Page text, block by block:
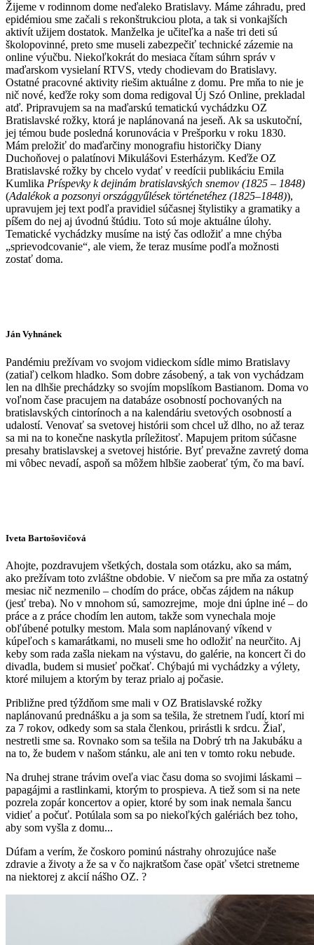
Žijeme v rodinnom dome neďaleko Bratislavy. Máme záhradu, pred
epidémiou sme začali s rekonštrukciou plota, a tak si vonkajších
aktivít užijem dostatok. Manželka je učiteľka a naše tri deti sú
školopovinné, preto sme museli zabezpečiť technické zázemie na
online výučbu. Niekoľkokrát do mesiaca čítam súhrn správ v
maďarskom vysielaní RTVS, vtedy chodievam do Bratislavy.
Ostatné pracovné aktivity riešim aktuálne z domu. Pre mňa to nie je
nič nové, keďže roky som doma redigoval Új Szó Online, prekladal
atď. Pripravujem sa na maďarskú tematickú vychádzku OZ
Bratislavské rožky, ktorá je naplánovaná na jeseň. Ak sa uskutoční,
jej témou bude posledná korunovácia v Prešporku v roku 1830.
Mám preložiť do maďarčiny monografiu historičky Diany
Duchoňovej o palatínovi Mikulášovi Esterházym. Keďže OZ
Bratislavské rožky by chcelo vydať v reedícii publikáciu Emila
Kumlika Príspevky k dejinám bratislavských snemov (1825 – 1848)
(Adalékok a pozsonyi országgyűlések történetéhez (1825–1848)),
upravujem jej text podľa pravidiel súčasnej štylistiky a gramatiky a
píšem do nej aj úvodnú štúdiu. Toto sú moje aktuálne úlohy.
Tematické vychádzky musíme na istý čas odložiť a mne chýba
„sprievodcovanie“, ale viem, že teraz musíme podľa možnosti
zostať doma.
Ján Vyhnánek
Pandémiu prežívam vo svojom vidieckom sídle mimo Bratislavy
(zatiaľ) celkom hladko. Som dobre zásobený, a tak von vychádzam
len na dlhšie prechádzky so svojím mopslíkom Bastianom. Doma vo
voľnom čase pracujem na databáze osobností pochovaných na
bratislavských cintorínoch a na kalendáriu svetových osobností a
udalostí. Venovať sa svetovej histórii som chcel už dlho, no až teraz
sa mi na to konečne naskytla príležitosť. Mapujem pritom súčasne
presahy bratislavskej a svetovej histórie. Byť prevažne zavretý doma
mi vôbec nevadí, aspoň sa môžem hlbšie zaoberať tým, čo ma baví.
Iveta Bartošovičová
Ahojte, pozdravujem všetkých, dostala som otázku, ako sa mám,
ako prežívam toto zvláštne obdobie. V niečom sa pre mňa za ostatný
mesiac nič nezmenilo – chodím do práce, občas zájdem na nákup
(jesť treba). No v mnohom sú, samozrejme, moje dni úplne iné – do
práce a z práce chodím len autom, takže som vynechala moje
obľúbené potulky mestom. Mala som naplánovaný víkend v
kúpeľoch s kamarátkami, no museli sme ho odložiť na neurčito. Aj
keby som rada zašla niekam na výstavu, do galérie, na koncert či do
divadla, budem si musieť počkať. Chýbajú mi vychádzky a výlety,
ktoré milujem a ktorým by teraz prialo aj počasie.
Približne pred týždňom sme mali v OZ Bratislavské rožky
naplánovanú prednášku a ja som sa tešila, že stretnem ľudí, ktorí mi
za 7 rokov, odkedy som sa stala členkou, prirástli k srdcu. Žiaľ,
nestretli sme sa. Rovnako som sa tešila na Dobrý trh na Jakubáku a
na to, že budem v našom stánku, ale ani ten v tomto roku nebude.
Na druhej strane trávim oveľa viac času doma so svojimi láskami –
papagájmi a rastlinkami, ktorým to prospieva. A tiež som si na nete
pozrela zopár koncertov a opier, ktoré by som inak nemala šancu
vidieť a počuť. Potúlala som sa po niekoľkých galériách bez toho,
aby som vyšla z domu...
Dúfam a verím, že čoskoro pominú nástrahy ohrozujúce naše
zdravie a životy a že sa v čo najkratšom čase opäť všetci stretneme
na niektorej z akcií nášho OZ. ?